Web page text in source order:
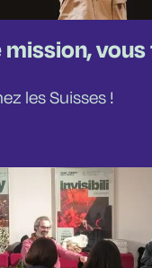
mission,
les Suisses !